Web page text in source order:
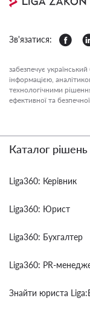
Зв'язатися:
забезпечує український
інформацією,
технологічними
ефективної та
Каталог рішень
Liga360: Керівник
Liga360: Юрист
Liga360: Бухгалтер
Liga360: PR-
Знайти юриста